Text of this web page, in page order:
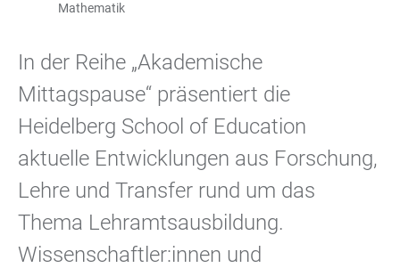
Mathematik
In der Reihe „Akademische
Mittagspause“ präsentiert die
Heidelberg School of Education
aktuelle Entwicklungen aus Forschung,
Lehre und Transfer rund um das
Thema Lehramtsausbildung.
Wissenschaftler:innen und